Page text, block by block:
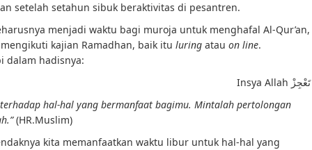
setelah setahun sibuk beraktivitas di pesantren.
menjadi waktu bagi muroja untuk menghafal Al-Qur’an,
kajian Ramadhan, baik itu luring atau on line.
dalam hadisnya:
Insya Allah تَعْجِزْ
terhadap hal-hal yang bermanfaat bagimu. Mintalah pertolongan
(HR.Muslim)
kita memanfaatkan waktu libur untuk hal-hal yang